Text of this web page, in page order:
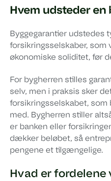
Hvem udsteder
Byggegarantier udstedes
forsikringsselskaber, som
økonomiske soliditet, før
For bygherren stilles
selv, men i praksis sker
forsikringsselskabet, som
med. Bygherren stiller
er banken eller
dækker beløbet, så
pengene et tilgængelige.
Hvad er fordelene